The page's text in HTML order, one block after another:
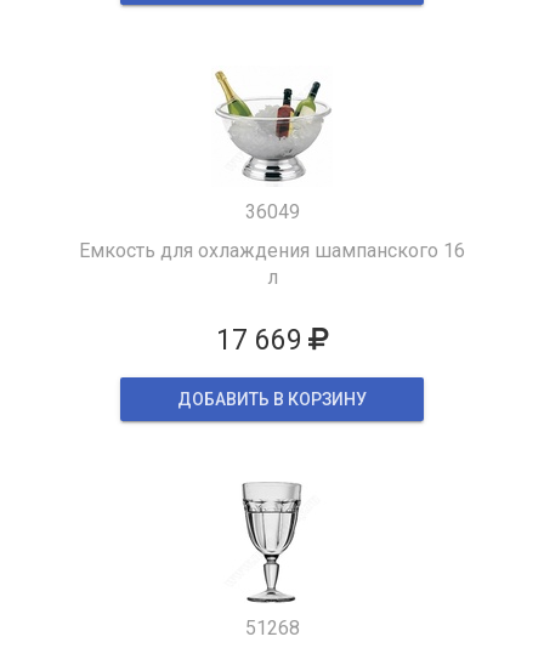
36049
Емкость для охлаждения шампанского 16
л
17 669
ДОБАВИТЬ В КОРЗИНУ
51268